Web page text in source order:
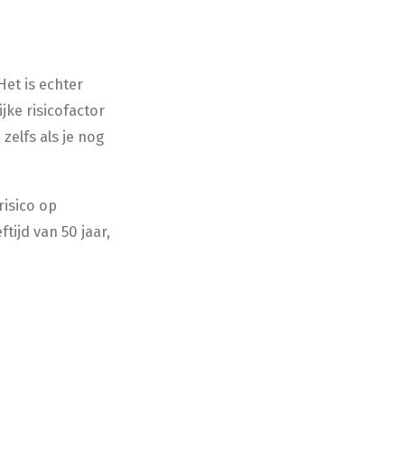
is echter
risicofactor
als je nog
op
van 50 jaar,